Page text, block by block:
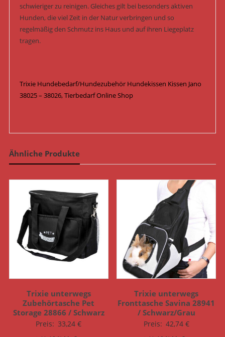
schwieriger zu reinigen. Gleiches gilt bei besonders aktiven
Hunden, die viel Zeit in der Natur verbringen und so
regelmäßig den Schmutz ins Haus und auf ihren Liegeplatz
tragen.
Trixie Hundebedarf/Hundezubehör Hundekissen Kissen Jano
38025 – 38026, Tierbedarf Online Shop
Ähnliche Produkte
Trixie unterwegs
Zubehörtasche Pet
Storage 28866 / Schwarz
Preis: 33,24€
Trixie unterwegs
Fronttasche Savina 28941
/ Schwarz/Grau
Preis: 42,74 €